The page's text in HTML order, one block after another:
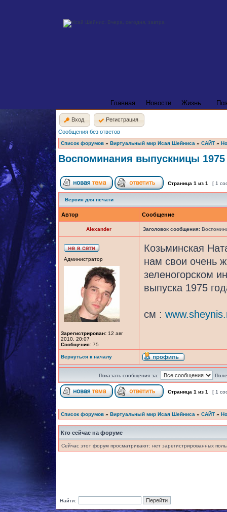
Главная Новости Жизнь
Вход
Регистрация
Сообщения без ответов
Список форумов » Виртуальный мир Исая Шейниса » САЙТ »
Воспоминания выпускницы 1975
Страница 1 из 1 [ 1
Версия для печати
Автор Сообщение
Alexander Заголовок сообщения:
Администратор
Зарегистрирован: 12 авг
2010, 20:07
Сообщения: 75
Козьминская
нам свои очень
зеленогорском
выпуска 1975
см :
Вернуться к началу
Показать сообщения за:
Страница 1 из 1 [ 1
Список форумов » Виртуальный мир Исая Шейниса » САЙТ »
Кто сейчас на форуме
Сейчас этот форум просматривают: нет зарегистрированных
Найти: